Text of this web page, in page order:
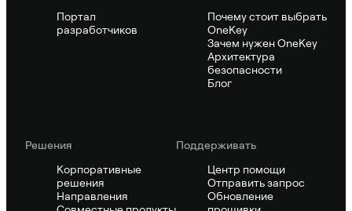
Портал
разработчиков
Почему стоит выбрать
OneKey
Зачем нужен OneKey
Архитектура
безопасности
Блог
Решения
Корпоративные
решения
Направления
Поддерживать
Центр помощи
Отправить запрос
Обновление